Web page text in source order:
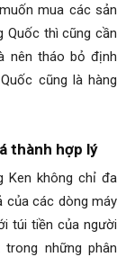
mua các sản
Quốc thì cũng cần
nên tháo bỏ định
cũng là hàng
thành hợp lý
Ken không chỉ đa
của các dòng máy
túi tiền của người
những phân